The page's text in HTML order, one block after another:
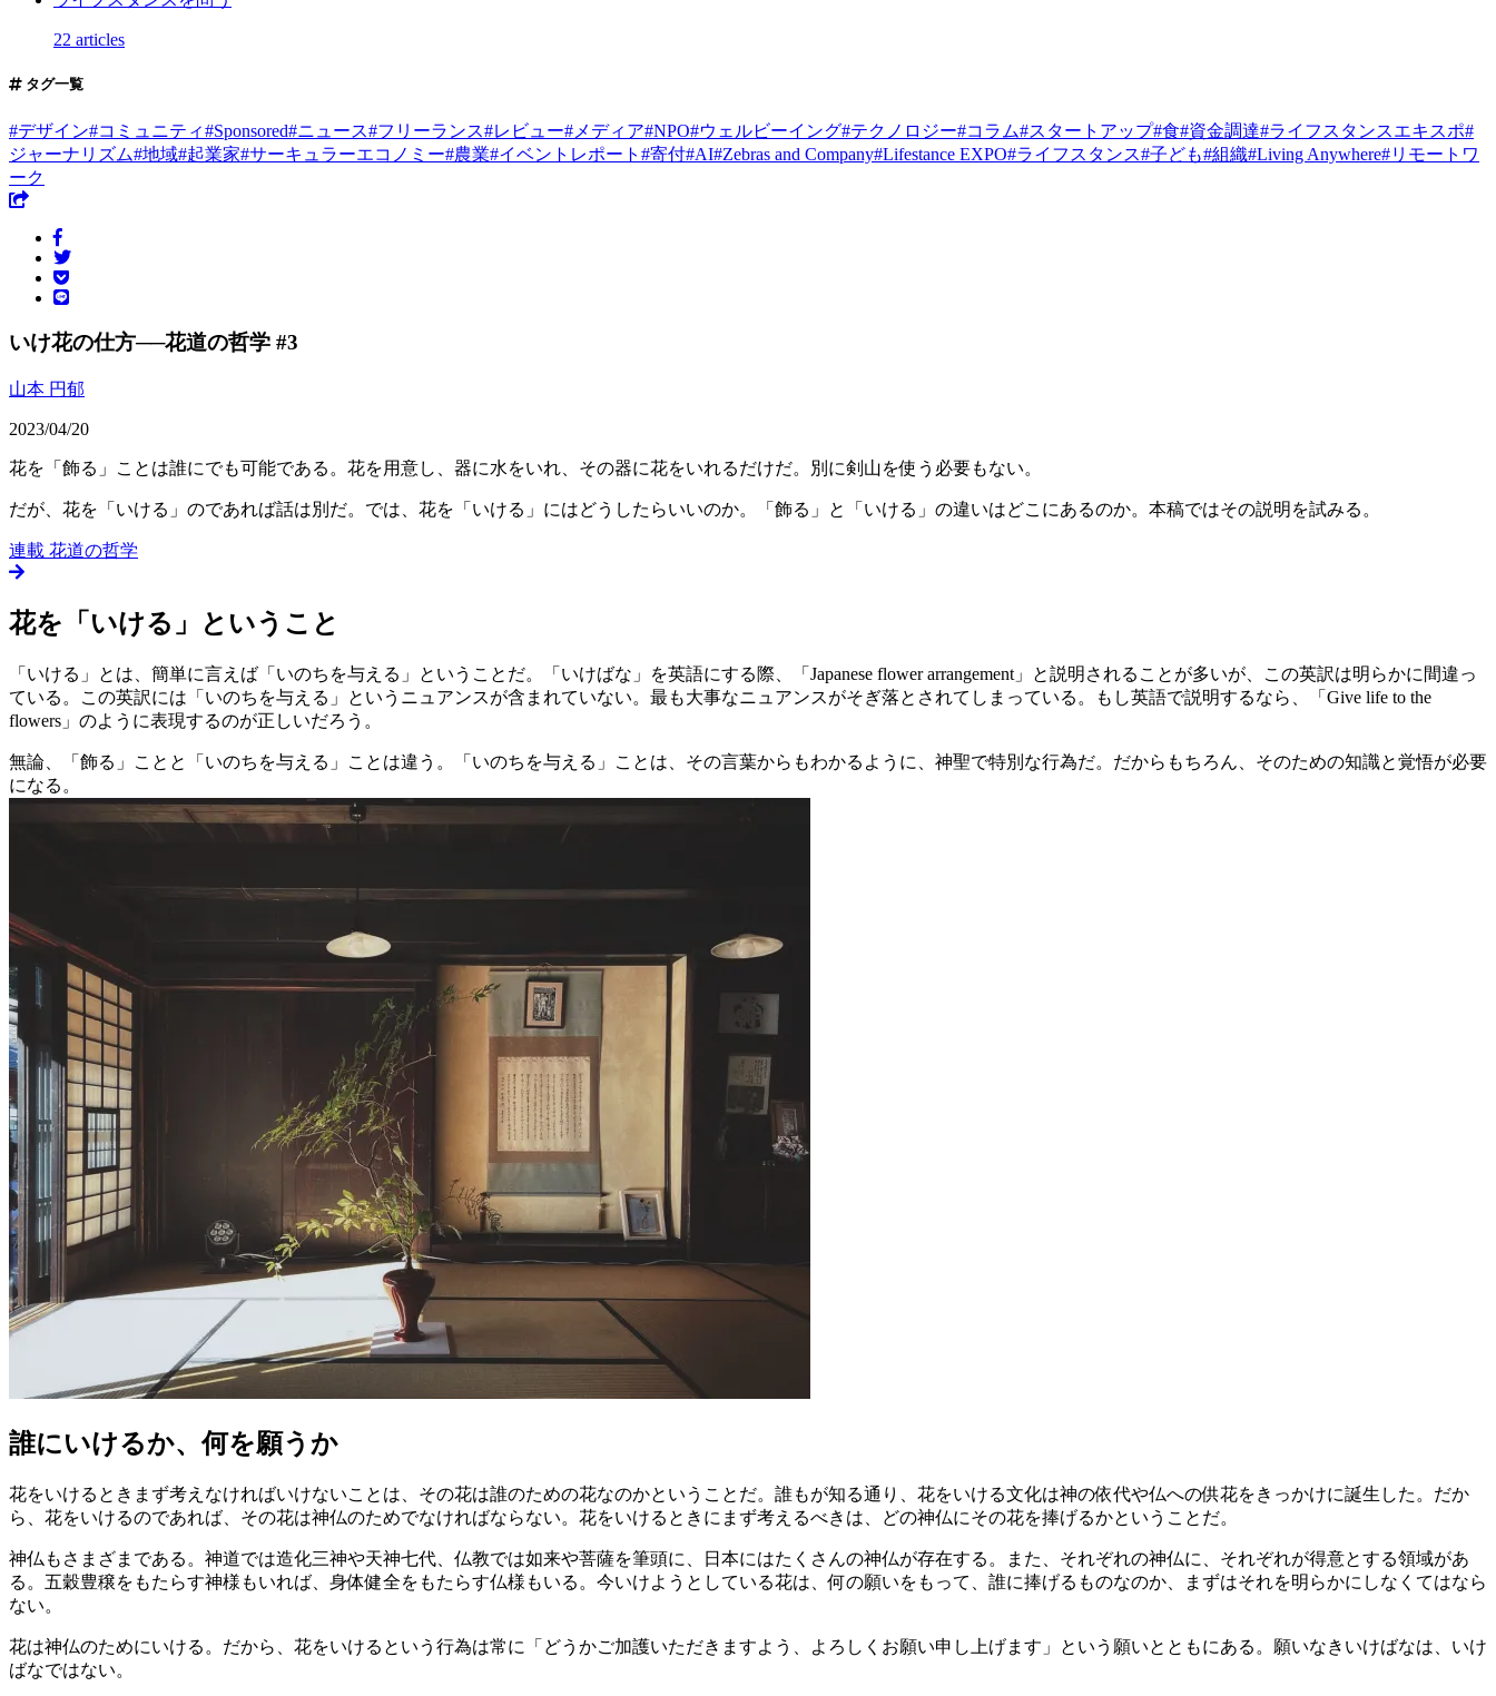
22 articles
タグ一覧
#デザイン#コミュニティ#Sponsored#ニュース#フリーランス#レビュー# メディア#NPO#ウェルビーイング#テクノロジー#コラム#スタートアップ#食#資金調達#ライフスタンスエキスポ#
ジャーナリズム#地域#起業家#サーキュラーエコノミー#農業#イベントレポート #寄付#AI#Zebras and Company#Lifestance EXPO#ライフスタンス#子ども#組織#Living Anywhere#リモートワ
ーク
いけ花の仕方──花道の哲学 #3
山本 円郁
2023/04/20
花を「飾る」ことは誰にでも可能である。花を用意し、器に水をいれ、その器に花をいれるだけだ。別に剣山を使う必要もない。
だが、花を「いける」のであれば話は別だ。では、花を「いける」にはどうしたらいいのか。「飾る」と「いける」の違いはどこにあるのか。本稿ではその説明を試みる。
連載 花道の哲学
花を「いける」ということ
「いける」とは、簡単に言えば「いのちを与える」ということだ。「いけばな」を英語にする際、「Japanese flower arrangement」と説明されることが多いが、この英訳は明らかに間違っ
ている。この英訳には「いのちを与える」というニュアンスが含まれていない。最も大事なニュアンスがそぎ落とされてしまっている。もし英語で説明するなら、「Give life to the
flowers」のように表現するのが正しいだろう。
無論、「飾る」ことと「いのちを与える」ことは違う。「いのちを与える」ことは、その言葉からもわかるように、神聖で特別な行為だ。だからもちろん、そのための知識と覚悟が必要
になる。
誰にいけるか、何を願うか
花をいけるときまず考えなければいけないことは、その花は誰のための花なのかということだ。誰もが知る通り、花をいける文化は神の依代や仏への供花をきっかけに誕生した。だか
ら、花をいけるのであれば、その花は神仏のためでなければならない。花をいけるときにまず考えるべきは、どの神仏にその花を捧げるかということだ。
神仏もさまざまである。神道では造化三神や天神七代、仏教では如来や菩薩を筆頭に、日本にはたくさんの神仏が存在する。また、それぞれの神仏に、それぞれが得意とする領域があ
る。五穀豊穣をもたらす神様もいれば、身体健全をもたらす仏様もいる。今いけようとしている花は、何の願いをもって、誰に捧げるものなのか、まずはそれを明らかにしなくてはなら
ない。
花は神仏のためにいける。だから、花をいけるという行為は常に「どうかご加護いただきますよう、よろしくお願い申し上げます」という願いとともにある。願いなきいけばなは、いけ
ばなではない。